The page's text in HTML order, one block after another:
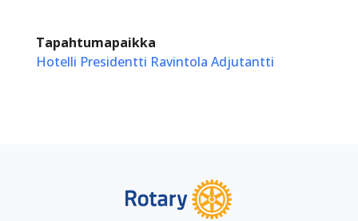
Tapahtumapaikka
Hotelli Presidentti Ravintola Adjutantti